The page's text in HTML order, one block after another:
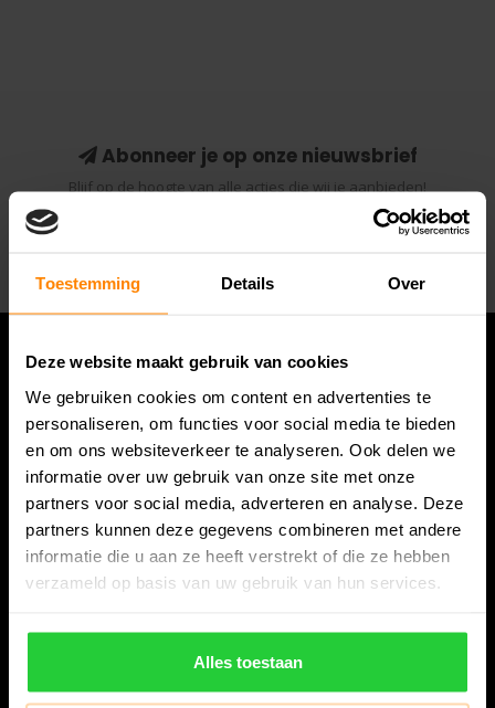
Toestemming Details Over
Deze website maakt gebruik van cookies
We gebruiken cookies om content en advertenties te
personaliseren, om functies voor social media te bieden
en om ons websiteverkeer te analyseren. Ook delen we
informatie over uw gebruik van onze site met onze
partners voor social media, adverteren en analyse. Deze
partners kunnen deze gegevens combineren met andere
informatie die u aan ze heeft verstrekt of die ze hebben
verzameld op basis van uw gebruik van hun services.
Alles toestaan
Abonneer je op onze nieuwsbrief
Blijf op de hoogte van alle acties die wij je aanbieden!
Abonneer
Bespanracket.nl is dé racketspecialist van Lelystad en
omstreken.
Snijdersstraat 6
8224 AA Lelystad
Nederland